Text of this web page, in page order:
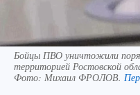
Бойцы ПВО уничтожили
территорией Ростовской
Фото: Михаил ФРОЛОВ.